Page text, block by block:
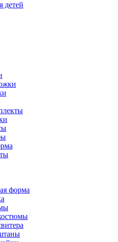
детей
форма